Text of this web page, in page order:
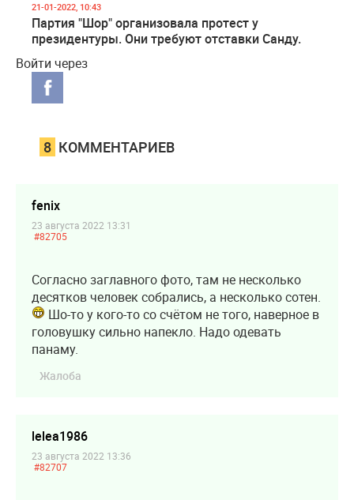
21-01-2022, 10:43
Партия "Шор" организовала протест у
президентуры. Они требуют отставки Санду.
Войти через
8 КОММЕНТАРИЕВ
fenix
23 августа 2022 13:31
#82705
Согласно заглавного фото, там не несколько
десятков человек собрались, а несколько сотен.
Шо-то у кого-то со счётом не того, наверное в
головушку сильно напекло. Надо одевать
панаму.
Жалоба
lelea1986
23 августа 2022 13:36
#82707